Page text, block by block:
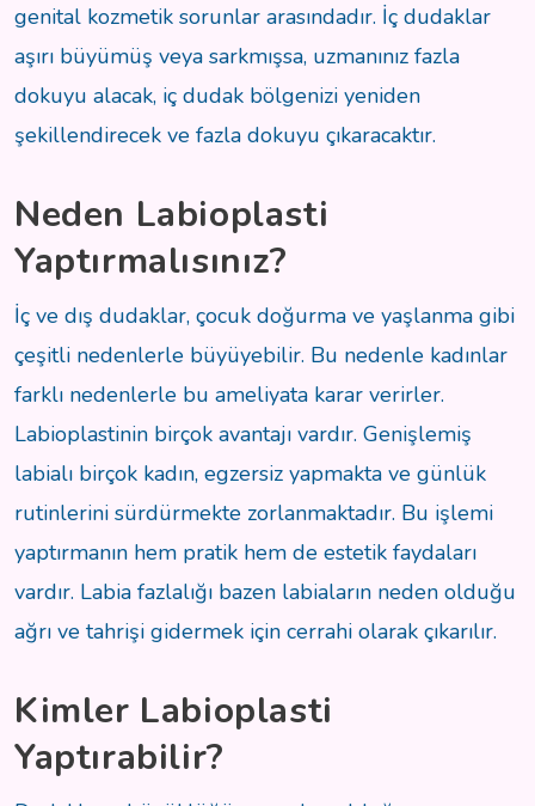
genital kozmetik sorunlar arasındadır. İç dudaklar
aşırı büyümüş veya sarkmışsa, uzmanınız fazla
dokuyu alacak, iç dudak bölgenizi yeniden
şekillendirecek ve fazla dokuyu çıkaracaktır.
Neden Labioplasti
Yaptırmalısınız?
İç ve dış dudaklar, çocuk doğurma ve yaşlanma gibi
çeşitli nedenlerle büyüyebilir. Bu nedenle kadınlar
farklı nedenlerle bu ameliyata karar verirler.
Labioplastinin birçok avantajı vardır. Genişlemiş
labialı birçok kadın, egzersiz yapmakta ve günlük
rutinlerini sürdürmekte zorlanmaktadır. Bu işlemi
yaptırmanın hem pratik hem de estetik faydaları
vardır. Labia fazlalığı bazen labiaların neden olduğu
ağrı ve tahrişi gidermek için cerrahi olarak çıkarılır.
Kimler Labioplasti
Yaptırabilir?